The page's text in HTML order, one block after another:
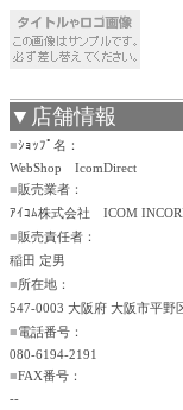
▼店舗情報
■ｼｮｯﾌﾟ名：
WebShop IcomDirect
■販売業者：
ｱｲｺﾑ株式会社 ICOM
■販売責任者：
稲田 定男
■所在地：
547-0003 大阪府 大阪市平野
■電話番号：
080-6194-2191
■FAX番号：
--